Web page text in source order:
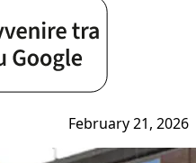
February 21, 2026